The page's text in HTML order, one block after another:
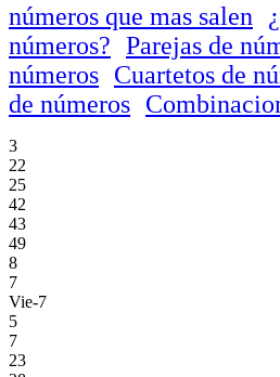
números que mas salen
números? Parejas de
números Cuartetos de
de números
3
22
25
42
43
49
8
7
Vie-7
5
7
23